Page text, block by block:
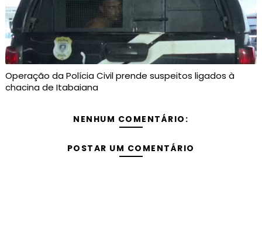
Operação da Polícia Civil prende suspeitos ligados à
chacina de Itabaiana
NENHUM COMENTÁRIO:
POSTAR UM COMENTÁRIO